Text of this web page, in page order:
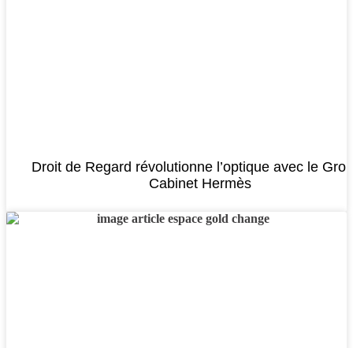
Droit de Regard révolutionne l’optique avec le
Cabinet Hermès